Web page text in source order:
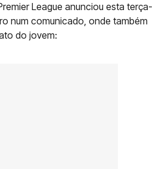
League anunciou esta terça-
num comunicado, onde também
do jovem: